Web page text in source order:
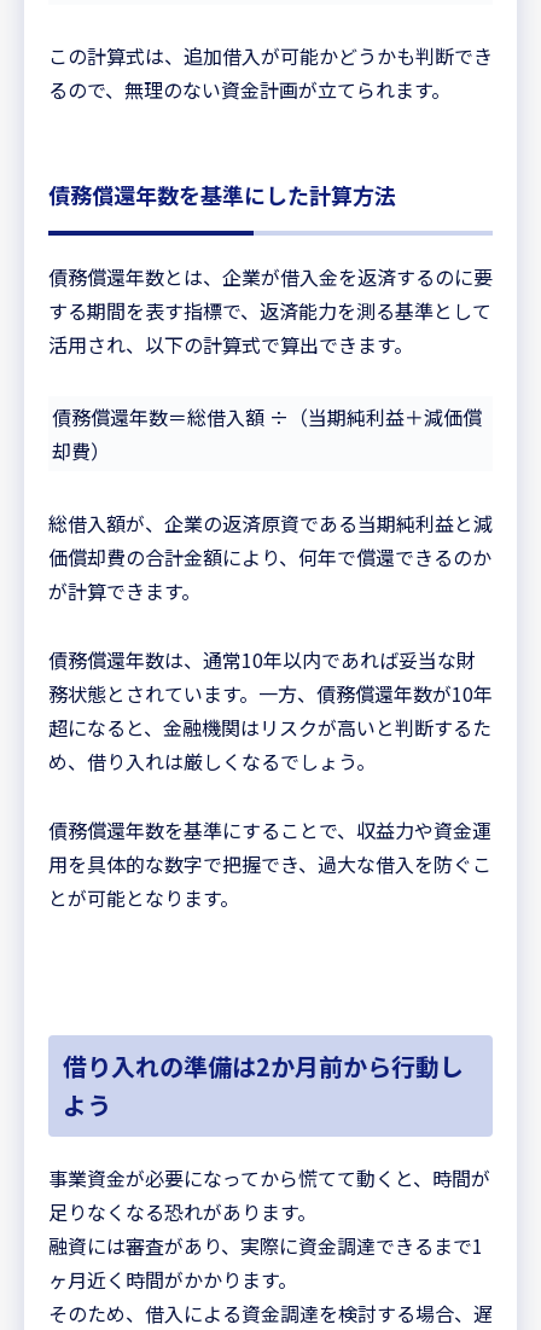
この計算式は、追加借入が可能かどうかも判断でき
るので、無理のない資金計画が立てられます。
債務償還年数を基準にした計算方法
債務償還年数とは、企業が借入金を返済するのに要
する期間を表す指標で、返済能力を測る基準として
活用され、以下の計算式で算出できます。
債務償還年数＝総借入額 ÷（当期純利益＋減価償
却費）
総借入額が、企業の返済原資である当期純利益と減
価償却費の合計金額により、何年で償還できるのか
が計算できます。
債務償還年数は、通常10年以内であれば妥当な財
務状態とされています。一方、債務償還年数が10年
超になると、金融機関はリスクが高いと判断するた
め、借り入れは厳しくなるでしょう。
債務償還年数を基準にすることで、収益力や資金運
用を具体的な数字で把握でき、過大な借入を防ぐこ
とが可能となります。
借り入れの準備は2か月前から行動し
よう
事業資金が必要になってから慌てて動くと、時間が
足りなくなる恐れがあります。
融資には審査があり、実際に資金調達できるまで1
ヶ月近く時間がかかります。
そのため、借入による資金調達を検討する場合、遅